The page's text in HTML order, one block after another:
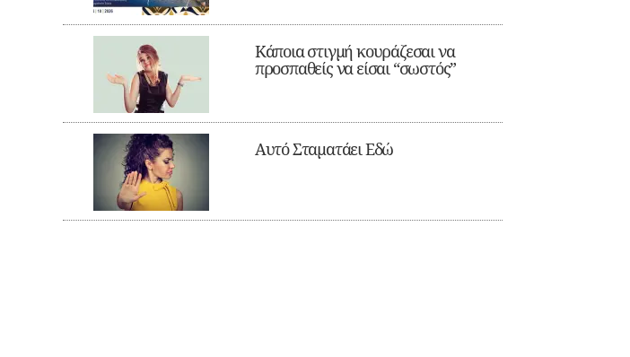
Κάποια στιγμή κουράζεσαι να
προσπαθείς να είσαι “σωστός”
Αυτό Σταματάει Εδώ